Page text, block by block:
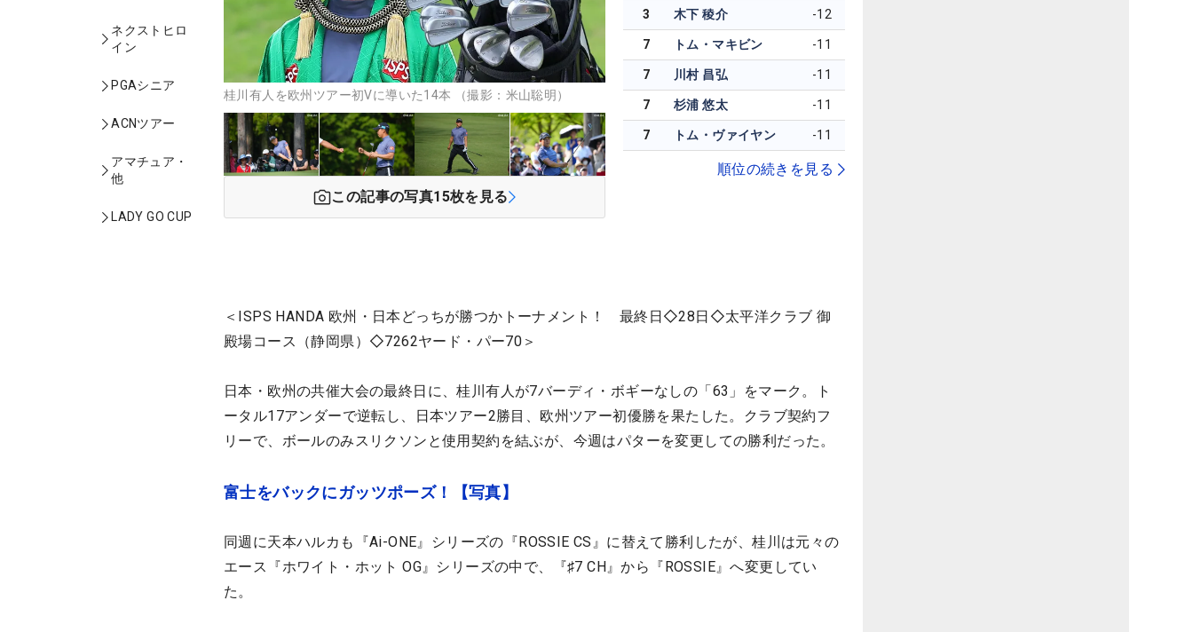
ネクストヒロ
イン
PGAシニア
ACNツアー
アマチュア・
他
LADY GO CUP
桂川有人を欧州ツアー初Vに導いた14本 （撮影：米山聡明）
この記事の写真15枚を見る
3 木下 稜介 -12
7 トム・マキビン -11
7 川村 昌弘 -11
7 杉浦 悠太 -11
7 トム・ヴァイヤン -11
順位の続きを見る
＜ISPS HANDA 欧州・日本どっちが勝つかトーナメント！ 最終日◇28日◇太平洋クラブ 御
殿場コース（静岡県）◇7262ヤード・パー70＞
日本・欧州の共催大会の最終日に、桂川有人が7バーディ・ボギーなしの「63」をマーク。ト
ータル17アンダーで逆転し、日本ツアー2勝目、欧州ツアー初優勝を果たした。クラブ契約フ
リーで、ボールのみスリクソンと使用契約を結ぶが、今週はパターを変更しての勝利だった。
富士をバックにガッツポーズ！【写真】
同週に天本ハルカも『Ai-ONE』シリーズの『ROSSIE CS』に替えて勝利したが、桂川は元々の
エース『ホワイト・ホット OG』シリーズの中で、『♯7 CH』から『ROSSIE』へ変更してい
た。